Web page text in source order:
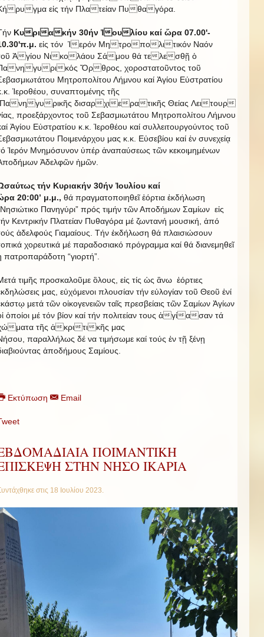
ρυγμα εἰς τήν Πλατείαν Πυθαγόρα.
Κυριακήν 30ήν Ἰουλίου καί ὥρα 07.00'-
. εἰς τόν Ἱερόν Μητροπολιτικόν Ναόν
Ἁγίου Νικολάου Σάμου θά τελεσθῇ ὁ
νηγυρικός Ὄρθρος, χοροστατοῦντος τοῦ
Μητροπολίτου Λήμνου καί Ἁγίου Εὐστρατίου
Ἱεροθέου, συναπτομένης τῆς
νηγυρικῆς δισαρχιερατικῆς Θείας Λειτουρ
προεξάρχοντος τοῦ Σεβασμιωτάτου Μητροπολίτου Λήμνου
Ἁγίου Εὐστρατίου κ.κ. Ἱεροθέου καί συλλειτουργούντος τοῦ
Ποιμενάρχου μας κ.κ. Εὐσεβίου καί ἐν συνεχείᾳ
Ἱερόν Μνημόσυνον ὑπέρ ἀναπαύσεως τῶν κεκοιμημένων
Ἀδελφῶν ἡμῶν.
τήν Κυριακήν 30ήν Ἰουλίου καί
ρα 20:00’ μ.μ., θά πραγματοποιηθεῖ ἑόρτια ἐκδήλωση
Πανηγύρι” πρός τιμήν τῶν Αποδήμων Σαμίων εἰς
Κεντρικήν Πλατείαν Πυθαγόρα μέ ζωντανή μουσική, ἀπό
ἀδελφούς Γιαμαίους. Τήν ἐκδήλωση θά πλαισιώσουν
χορευτικά μέ παραδοσιακό πρόγραμμα καί θά διανεμηθεῖ
πατροπαράδοτη “γιορτή”.
τιμῆς προσκαλοῦμε ὃλους, εἰς τίς ὡς ἂνω ἑόρτιες
μας, εὐχόμενοι πλουσίαν τήν εὐλογίαν τοῦ Θεοῦ ἑνί
μετά τῶν οἰκογενειῶν ταῖς πρεσβείαις τῶν Σαμίων Ἁγίων
ὁποίοι μέ τόν βίον καί τήν πολιτείαν τους ἁγίασαν τά
ματα τῆς ἀκριτικῆς μας
παραλλήλως δέ να τιμήσωμε καί τούς ἐν τῇ ξένῃ
ἀποδήμους Σαμίους.
Εκτύπωση Email
ΠΟΙΜΑΝΤΙΚΗ
ΣΤΗΝ ΝΗΣΟ ΙΚΑΡΙΑ
στις 18 Ιουλίου 2023.